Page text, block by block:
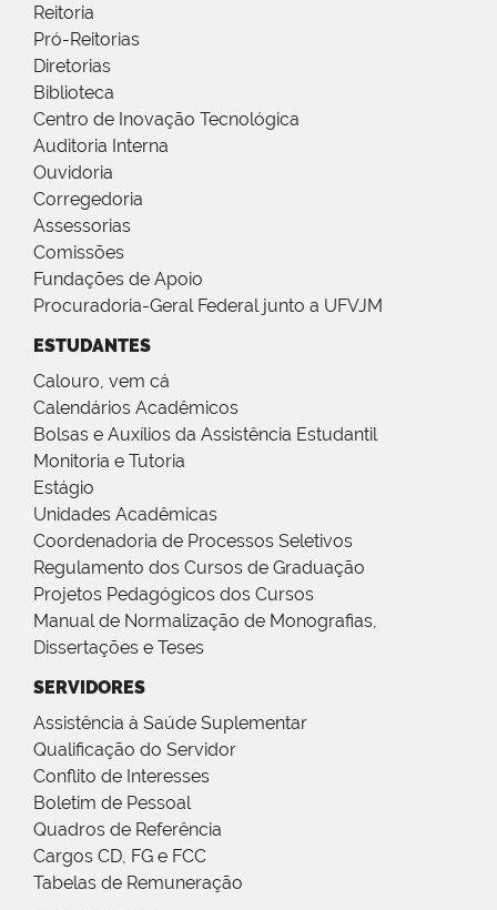
Reitoria
Pró-Reitorias
Diretorias
Biblioteca
Centro de Inovação Tecnológica
Auditoria Interna
Ouvidoria
Corregedoria
Assessorias
Comissões
Fundações de Apoio
Procuradoria-Geral Federal junto a UFVJM
ESTUDANTES
Calouro, vem cá
Calendários Acadêmicos
Bolsas e Auxílios da Assistência Estudantil
Monitoria e Tutoria
Estágio
Unidades Acadêmicas
Coordenadoria de Processos Seletivos
Regulamento dos Cursos de Graduação
Projetos Pedagógicos dos Cursos
Manual de Normalização de Monografias,
Dissertações e Teses
SERVIDORES
Assistência à Saúde Suplementar
Qualificação do Servidor
Conflito de Interesses
Boletim de Pessoal
Quadros de Referência
Cargos CD, FG e FCC
Tabelas de Remuneração